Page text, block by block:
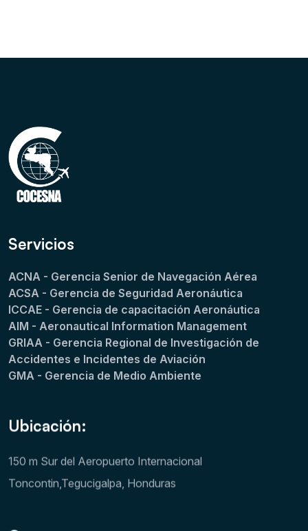
Servicios
ACNA - Gerencia Senior de Navegación Aérea
ACSA - Gerencia de Seguridad Aeronáutica
ICCAE - Gerencia de capacitación Aeronáutica
AIM - Aeronautical Information Management
GRIAA - Gerencia Regional de Investigación de
Accidentes e Incidentes de Aviación
GMA - Gerencia de Medio Ambiente
Ubicación:
150 m Sur del Aeropuerto Internacional
Toncontin,Tegucigalpa, Honduras